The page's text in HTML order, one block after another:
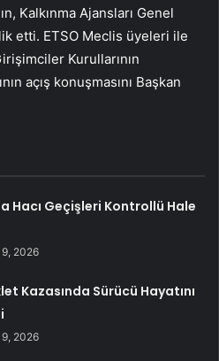
Kalkınma Ajansları Genel
etti. ETSO Meclis üyeleri ile
Kurullarının
açış konuşmasını Başkan
Hacı Geçişleri Kontrollü Hale
2026
Kazasında Sürücü Hayatını
2026